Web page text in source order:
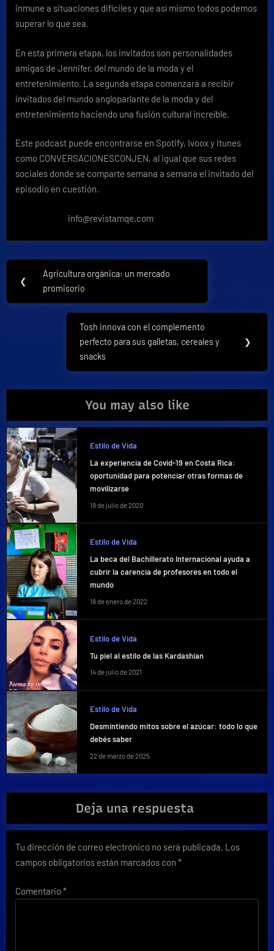
inmune a situaciones difíciles y que así mismo todos podemos
superar lo que sea.
En esta primera etapa, los invitados son personalidades
amigas de Jennifer, del mundo de la moda y el
entretenimiento. La segunda etapa comenzará a recibir
invitados del mundo angloparlante de la moda y del
entretenimiento haciendo una fusión cultural increíble.
Este podcast puede encontrarse en Spotify, Ivoox y Itunes
como CONVERSACIONESCONJEN, al igual que sus redes
sociales donde se comparte semana a semana el invitado del
episodio en cuestión.
info@revistamqe.com
Navegación
de
entradas
❮
Previous
Post:
Agricultura orgánica: un mercado
promisorio
Next
Post:
Tosh innova con el complemento
perfecto para sus galletas, cereales y
snacks
❯
You may also like
Estilo de Vida
La experiencia de Covid-19 en Costa Rica:
oportunidad para potenciar otras formas de
movilizarse
19 de julio de 2020
Estilo de Vida
La beca del Bachillerato Internacional ayuda a
cubrir la carencia de profesores en todo el
mundo
18 de enero de 2022
Estilo de Vida
Tu piel al estilo de las Kardashian
14 de julio de 2021
Estilo de Vida
Desmintiendo mitos sobre el azúcar: todo lo que
debés saber
22 de marzo de 2025
Deja una respuesta
Tu dirección de correo electrónico no será publicada. Los
campos obligatorios están marcados con *
Comentario*